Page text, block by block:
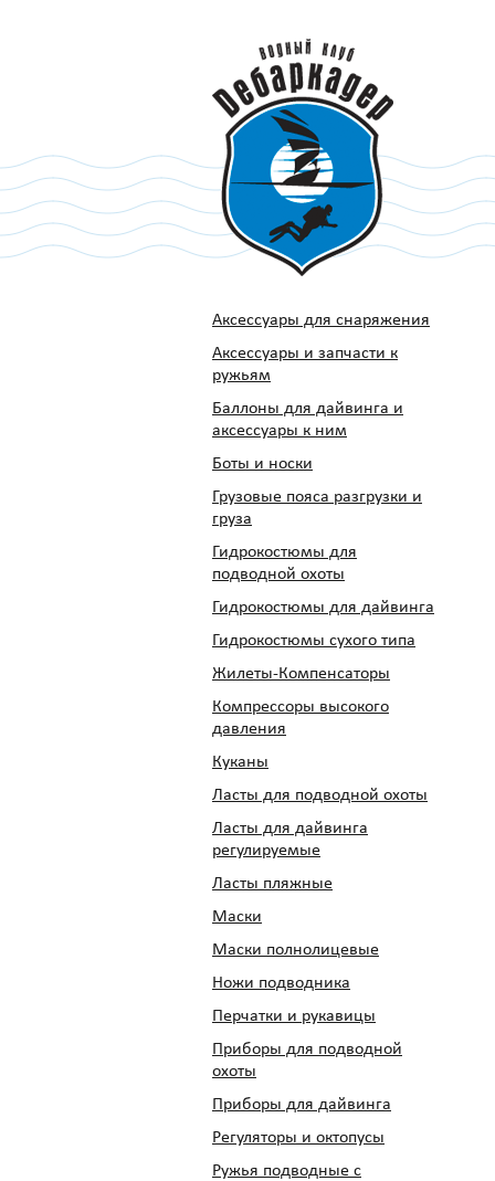
Аксессуары для снаряжения
Аксессуары и запчасти к
ружьям
Баллоны для дайвинга и
аксессуары к ним
Боты и носки
Грузовые пояса разгрузки и
груза
Гидрокостюмы для
подводной охоты
Гидрокостюмы для дайвинга
Гидрокостюмы сухого типа
Жилеты-Компенсаторы
Компрессоры высокого
давления
Куканы
Ласты для подводной охоты
Ласты для дайвинга
регулируемые
Ласты пляжные
Маски
Маски полнолицевые
Ножи подводника
Перчатки и рукавицы
Приборы для подводной
охоты
Приборы для дайвинга
Регуляторы и октопусы
Ружья подводные с